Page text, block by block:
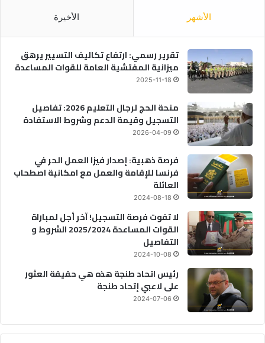
الأشهر الأخيرة
تقرير رسمي: ارتفاع تكاليف التسيير يرهق
ميزانية المفتشية العامة للقوات المساعدة
2025-11-18
منحة الحج لرجال التعليم 2026: تفاصيل
التسجيل وقيمة الدعم وشروط الاستفادة
2026-04-09
فرصة ذهبية: إصدار فيزا العمل الحر في
فرنسا للإقامة والعمل مع امكانية اصطحاب
العائلة
2024-08-18
لا تفوت فرصة التسجيل! آخر أجل لمباراة
القوات المساعدة 2025/2024 الشروط و
التفاصيل
2024-10-08
رئيس اتحاد طنجة هذه هي حقيقة العثور
على لاعبي إتحاد طنجة
2024-07-06